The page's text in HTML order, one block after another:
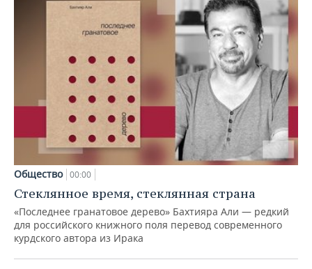
Общество 00:00
Стеклянное время, стеклянная страна
«Последнее гранатовое дерево» Бахтияра Али — редкий
для российского книжного поля перевод современного
курдского автора из Ирака